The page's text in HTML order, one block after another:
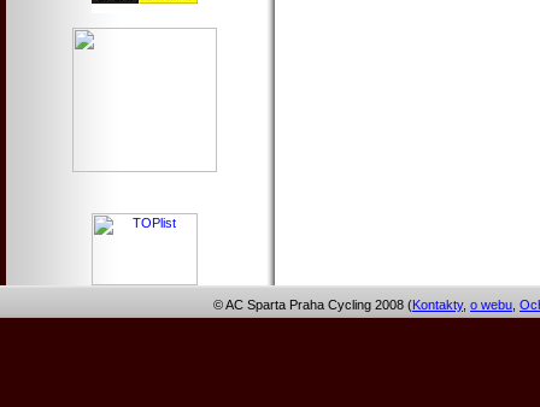
© AC Sparta Praha Cycling 2008 (Kontakty, o webu